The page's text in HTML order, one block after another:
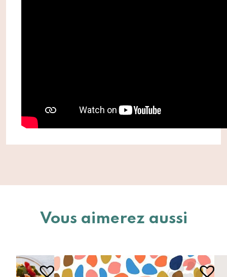
Vous aimerez aussi